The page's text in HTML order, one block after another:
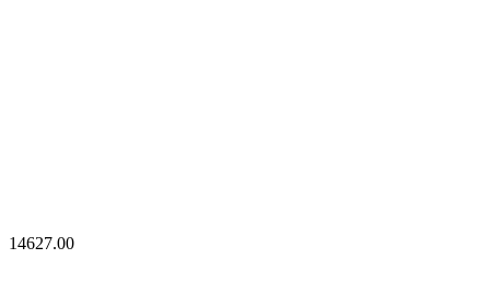
14627.00